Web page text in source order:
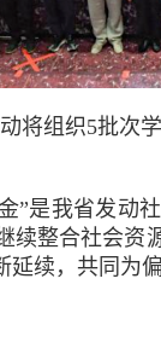
将组织5批次
”是我省发动
续整合社会
续，共同为